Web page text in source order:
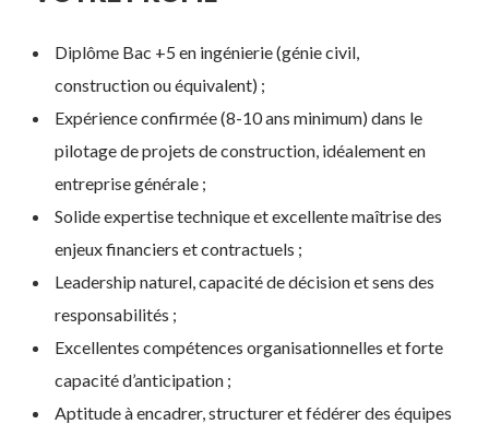
Diplôme Bac +5 en ingénierie (génie civil,
construction ou équivalent) ;
Expérience confirmée (8-10 ans minimum) dans le
pilotage de projets de construction, idéalement en
entreprise générale ;
Solide expertise technique et excellente maîtrise des
enjeux financiers et contractuels ;
Leadership naturel, capacité de décision et sens des
responsabilités ;
Excellentes compétences organisationnelles et forte
capacité d’anticipation ;
Aptitude à encadrer, structurer et fédérer des équipes